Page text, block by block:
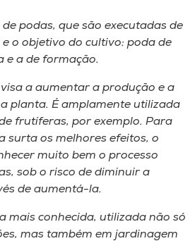
podas, que são executadas de
o objetivo do cultivo: poda de
e a de formação.
a aumentar a produção e a
planta. É amplamente utilizada
frutíferas, por exemplo. Para
surta os melhores efeitos, o
muito bem o processo
sob o risco de diminuir a
de aumentá-la.
mais conhecida, utilizada não só
mas também em jardinagem